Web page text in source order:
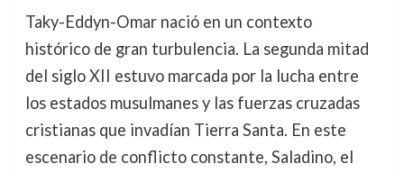
Taky-Eddyn-Omar nació en un contexto
histórico de gran turbulencia. La segunda mitad
del siglo XII estuvo marcada por la lucha entre
los estados musulmanes y las fuerzas cruzadas
cristianas que invadían Tierra Santa. En este
escenario de conflicto constante, Saladino, el